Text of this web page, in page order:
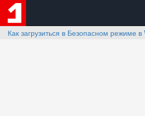
Как загрузиться в Безопасном режиме